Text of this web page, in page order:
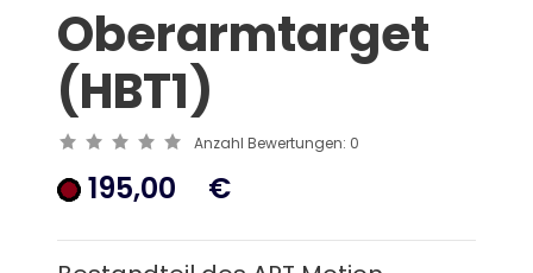
Oberarmtarget
(HBT1)
Anzahl Bewertungen: 0
195,00 €